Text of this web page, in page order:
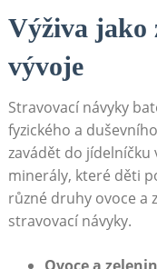
Výživa jako
vývoje
Stravovací návyky
fyzického a
zavádět do jídelníčku
minerály, které děti
různé druhy ovoce a
stravovací návyky.